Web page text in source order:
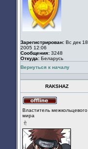
Зарегистрирован: Вс дек 18,
2005 12:06
Сообщения: 3248
Откуда: Беларусь
Вернуться к началу
RAKSHAZ
в
Властитель межкольцевого
мира